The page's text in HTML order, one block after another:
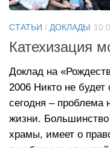
СТАТЬИ / ДОКЛАДЫ
Катехизация
Доклад на
2006 Никто не будет
сегодня – проблема
жизни.
храмы, имеет о